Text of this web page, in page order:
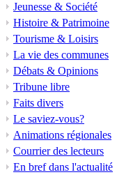
Jeunesse & Société
Histoire & Patrimoine
Tourisme & Loisirs
La vie des communes
Débats & Opinions
Tribune libre
Faits divers
Le saviez-vous?
Animations régionales
Courrier des lecteurs
En bref dans l'actualité